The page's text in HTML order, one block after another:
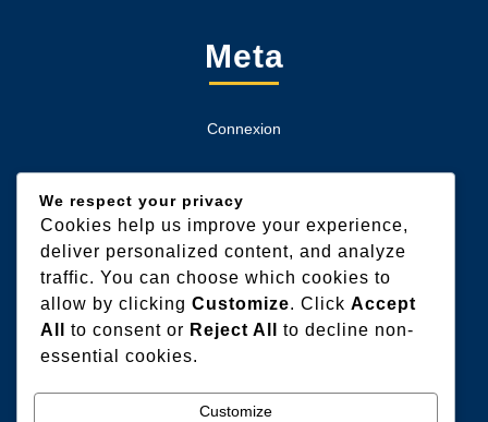
Meta
Connexion
Categories
Extérieur
Humidité & Salubrité
We respect your privacy
Cookies help us improve your experience,
deliver personalized content, and analyze
traffic. You can choose which cookies to
allow by clicking Customize. Click Accept
All
to consent or Reject All
to decline non-
essential cookies.
Customize